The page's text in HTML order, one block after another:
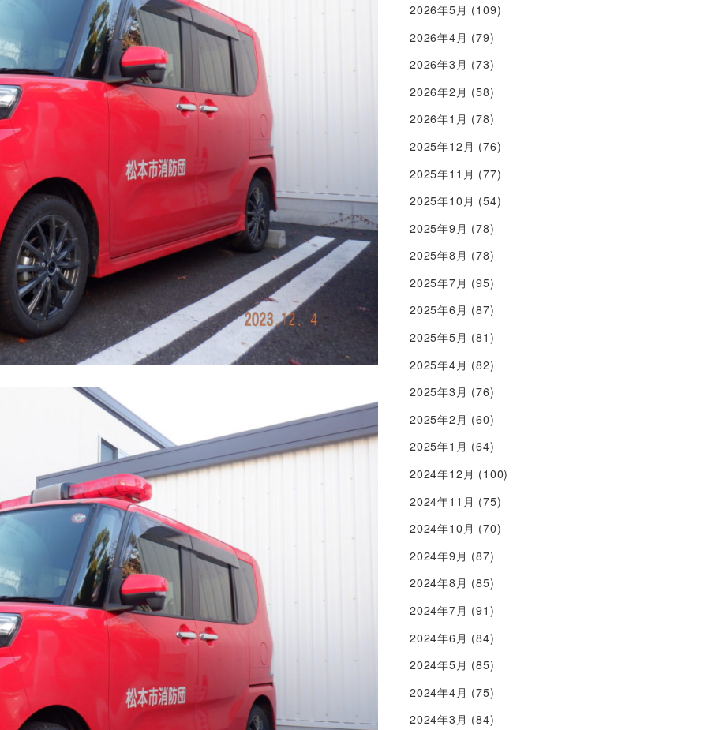
2026年5月 (109)
2026年4月 (79)
2026年3月 (73)
2026年2月 (58)
2026年1月 (78)
2025年12月 (76)
2025年11月 (77)
2025年10月 (54)
2025年9月 (78)
2025年8月 (78)
2025年7月 (95)
2025年6月 (87)
2025年5月 (81)
2025年4月 (82)
2025年3月 (76)
2025年2月 (60)
2025年1月 (64)
2024年12月 (100)
2024年11月 (75)
2024年10月 (70)
2024年9月 (87)
2024年8月 (85)
2024年7月 (91)
2024年6月 (84)
2024年5月 (85)
2024年4月 (75)
2024年3月 (84)